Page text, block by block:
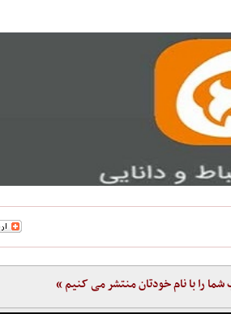
را با نام خودتان منتشر می کنیم »